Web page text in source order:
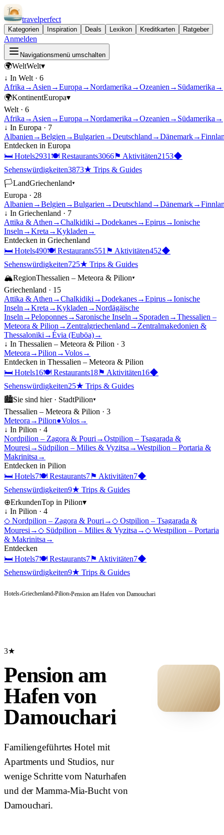
travelperfect
Kategorien Inspiration Deals Lexikon Kreditkarten Ratgeber
Anmelden
Navigationsmenü umschalten
🌍WeltWelt▾
↓ In Welt · 6
Afrika → Asien →Europa →Nordamerika →Ozeanien → Südamerika →
🌍KontinentEuropa▾
Welt · 6
Afrika → Asien →Europa →Nordamerika →Ozeanien → Südamerika →
↓ In Europa · 7
Albanien →Belgien →Bulgarien →Deutschland →Dänemark→
Entdecken in Europa
🛏 Hotels2931 🍽 Restaurants3066⚑ Aktivitäten2153◆
Sehenswürdigkeiten3873★ Trips & Guides
🏳LandGriechenland▾
Europa · 28
Albanien →Belgien →Bulgarien →Deutschland →Dänemark→
↓ In Griechenland · 7
Attika & Athen →Chalkidiki →Dodekanes→Epirus→Ionische
Inseln →Kreta →Kykladen →
Entdecken in Griechenland
🛏 Hotels490🍽 Restaurants551 ⚑ Aktivitäten452◆
Sehenswürdigkeiten725★ Trips & Guides
🏔RegionThessalien – Meteora & Pilion▾
Griechenland · 15
Attika & Athen →Chalkidiki →Dodekanes→Epirus→Ionische
Inseln →Kreta →Kykladen →Nordägäische
Inseln →Peloponnes→ Saronische Inseln → Sporaden →Thessalien –
Meteora & Pilion → Zentralgriechenland → Zentralmakedonien &
Thessaloniki →Évia (Euböa)→
↓ In Thessalien – Meteora & Pilion · 3
Meteora →Pilion →Volos→
Entdecken in Thessalien – Meteora & Pilion
🛏 Hotels16🍽 Restaurants18⚑ Aktivitäten16◆
Sehenswürdigkeiten25★ Trips & Guides
🏙Sie sind hier · StadtPilion▾
Thessalien – Meteora & Pilion · 3
Meteora →Pilion●Volos→
↓ In Pilion · 4
Nordpilion – Zagora & Pouri →Ostpilion – Tsagarada &
Mouresi → Südpilion – Milies & Vyzitsa →Westpilion – Portaria &
Makrinitsa →
Entdecken in Pilion
🛏 Hotels7🍽 Restaurants7⚑ Aktivitäten7◆
Sehenswürdigkeiten9★ Trips & Guides
⊕ErkundenTop in Pilion▾
↓ In Pilion · 4
◇ Nordpilion – Zagora & Pouri →◇ Ostpilion – Tsagarada &
Mouresi →◇ Südpilion – Milies & Vyzitsa →◇ Westpilion – Portaria
& Makrinitsa →
Entdecken
🛏 Hotels7🍽 Restaurants7⚑ Aktivitäten7◆
Sehenswürdigkeiten9★ Trips & Guides
Hotels›Griechenland›Pilion›Pension am Hafen von Damouchari
3★
Pension am
Hafen von
Damouchari
Familiengeführtes Hotel mit
Apartments und Studios, nur
wenige Schritte vom Naturhafen
und der Mamma-Mia-Bucht von
Damouchari.